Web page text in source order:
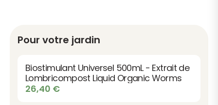
Pour votre jardin
Biostimulant Universel 500mL - Extrait de
Lombricompost Liquid Organic Worms
26,40 €